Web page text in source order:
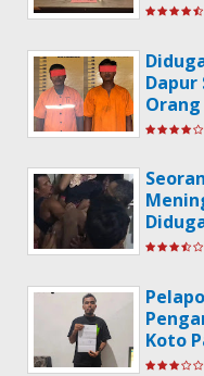
Dapur
Koto